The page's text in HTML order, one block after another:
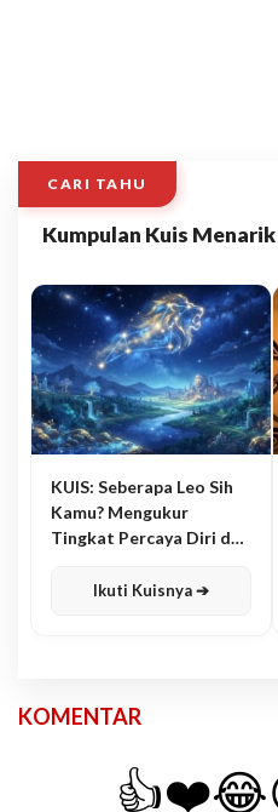
CARI TAHU
Kumpulan Kuis Menarik
KUIS: Seberapa Leo Sih
Kamu? Mengukur
Tingkat Percaya Diri dan
Ikuti Kuisnya ➔
KOMENTAR
👍❤️😂